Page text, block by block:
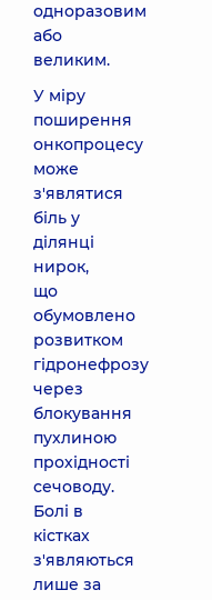
одноразовим
або
великим.
У міру
поширення
онкопроцесу
може
з'являтися
біль у
ділянці
нирок,
що
обумовлено
розвитком
гідронефрозу
через
блокування
пухлиною
прохідності
сечоводу.
Болі в
кістках
з'являються
лише за